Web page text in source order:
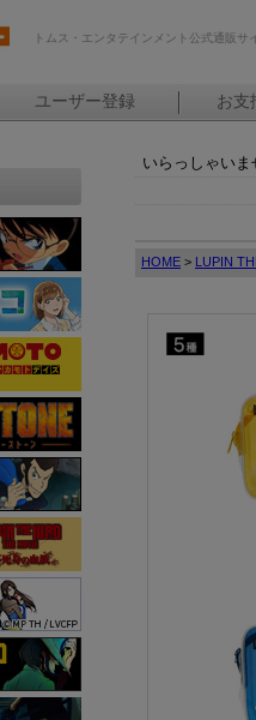
トムス・エンタテインメント公式通販サ
ユーザー登録 お支
いらっしゃい
HOME > LUPIN